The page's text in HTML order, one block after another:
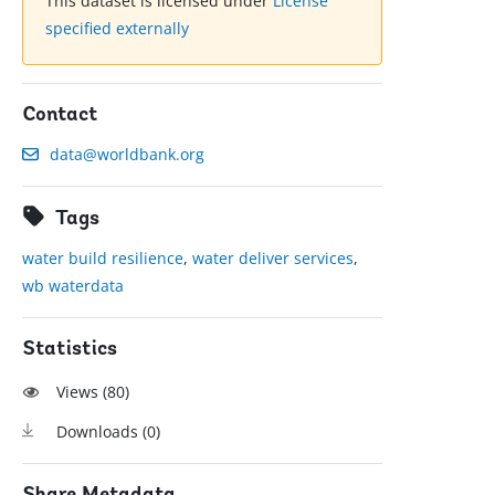
specified externally
Contact
data@worldbank.org
Tags
water build resilience,water deliver services,
wb waterdata
Statistics
Views (80)
Downloads (0)